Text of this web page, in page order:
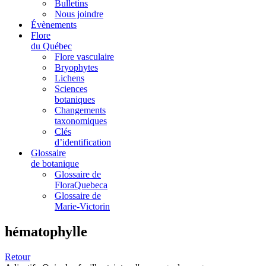
Bulletins
Nous joindre
Évènements
Flore
du Québec
Flore vasculaire
Bryophytes
Lichens
Sciences
botaniques
Changements
taxonomiques
Clés
d’identification
Glossaire
de botanique
Glossaire de
FloraQuebeca
Glossaire de
Marie-Victorin
hématophylle
Retour